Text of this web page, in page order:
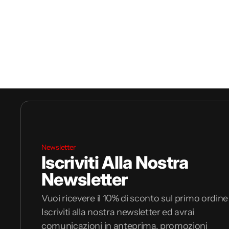
Newsletter
Iscriviti Alla Nostra
Newsletter
Vuoi ricevere il 10% di sconto sul primo
Iscriviti alla nostra newsletter ed avrai
comunicazioni in anteprima, promozioni